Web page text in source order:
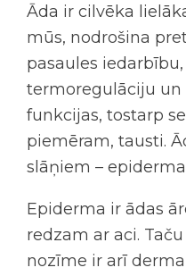
Āda ir cilvēka
mūs, nodrošina
pasaules
termoregulāciju un
funkcijas, tostarp
piemēram, tausti.
slāņiem –
Epiderma ir ādas
redzam ar aci.
nozīme ir arī